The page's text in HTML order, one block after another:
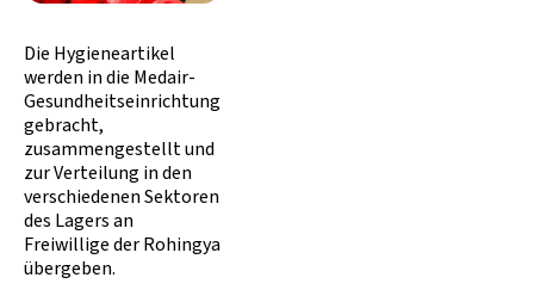
Die Hygieneartikel
werden in die Medair-
Gesundheitseinrichtung
gebracht,
zusammengestellt und
zur Verteilung in den
verschiedenen Sektoren
des Lagers an
Freiwillige der Rohingya
übergeben.